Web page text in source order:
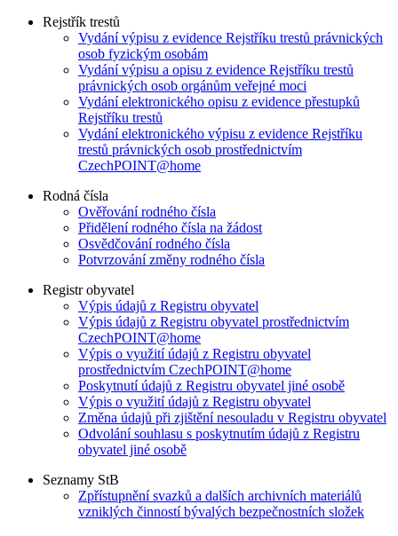
Rejstřík trestů
Vydání výpisu z evidence Rejstříku trestů právnických
osob fyzickým osobám
Vydání výpisu a opisu z evidence Rejstříku trestů
právnických osob orgánům veřejné moci
Vydání elektronického opisu z evidence přestupků
Rejstříku trestů
Vydání elektronického výpisu z evidence Rejstříku
trestů právnických osob prostřednictvím
CzechPOINT@home
Rodná čísla
Ověřování rodného čísla
Přidělení rodného čísla na žádost
Osvědčování rodného čísla
Potvrzování změny rodného čísla
Registr obyvatel
Výpis údajů z Registru obyvatel
Výpis údajů z Registru obyvatel prostřednictvím
CzechPOINT@home
Výpis o využití údajů z Registru obyvatel
prostřednictvím CzechPOINT@home
Poskytnutí údajů z Registru obyvatel jiné osobě
Výpis o využití údajů z Registru obyvatel
Změna údajů při zjištění nesouladu v Registru obyvatel
Odvolání souhlasu s poskytnutím údajů z Registru
obyvatel jiné osobě
Seznamy StB
Zpřístupnění svazků a dalších archivních materiálů
vzniklých činností bývalých bezpečnostních složek